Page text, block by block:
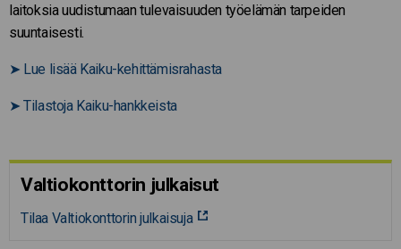
laitoksia uudistumaan tulevaisuuden työelämän tarpeiden
suuntaisesti.
➤ Lue lisää Kaiku-kehittämisrahasta
➤ Tilastoja Kaiku-hankkeista
Valtiokonttorin julkaisut
Tilaa Valtiokonttorin julkaisuja